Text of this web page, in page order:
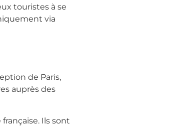
touristes à se
via
de Paris,
auprès des
Ils sont